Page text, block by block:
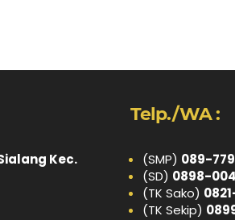
Kec.
Telp./WA :
(SMP) 089-
(SD) 0898-
(TK Sako)
(TK Sekip)